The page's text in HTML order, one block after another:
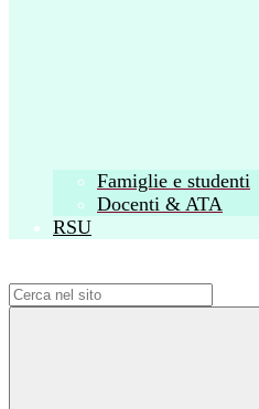
Famiglie e studenti
Docenti & ATA
RSU